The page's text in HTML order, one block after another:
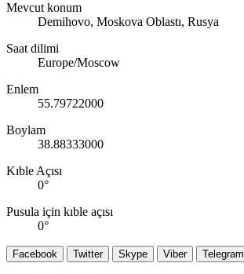
Mevcut konum
Demihovo, Moskova Oblastı, Rusya
Saat dilimi
Europe/Moscow
Enlem
55.79722000
Boylam
38.88333000
Kıble Açısı
0°
Pusula için kıble açısı
0°
Facebook Twitter Skype Viber Telegram